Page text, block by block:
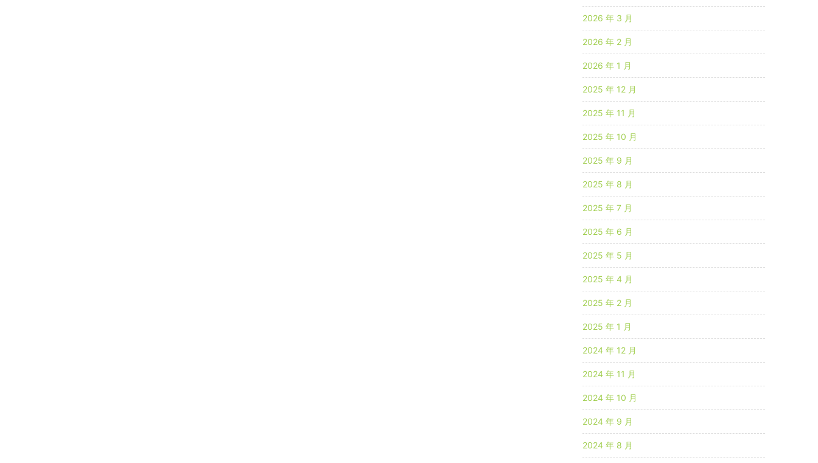
2026 年 3 月
2026 年 2 月
2026 年 1 月
2025 年 12 月
2025 年 11 月
2025 年 10 月
2025 年 9 月
2025 年 8 月
2025 年 7 月
2025 年 6 月
2025 年 5 月
2025 年 4 月
2025 年 2 月
2025 年 1 月
2024 年 12 月
2024 年 11 月
2024 年 10 月
2024 年 9 月
2024 年 8 月